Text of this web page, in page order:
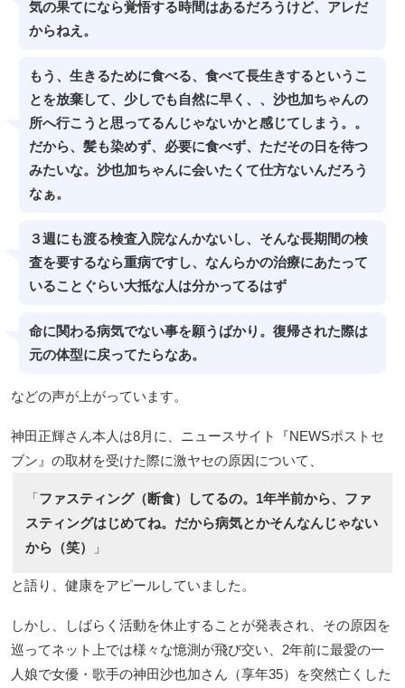
気の果てになら覚悟する時間はあるだろうけど、アレだ
からねえ。
もう、生きるために食べる、食べて長生きするというこ
とを放棄して、少しでも自然に早く、、沙也加ちゃんの
所へ行こうと思ってるんじゃないかと感じてしまう。。
だから、髪も染めず、必要に食べず、ただその日を待つ
みたいな。沙也加ちゃんに会いたくて仕方ないんだろう
なぁ。
３週にも渡る検査入院なんかないし、そんな長期間の検
査を要するなら重病ですし、なんらかの治療にあたって
いることぐらい大抵な人は分かってるはず
命に関わる病気でない事を願うばかり。復帰された際は
元の体型に戻ってたらなあ。
などの声が上がっています。
神田正輝さん本人は8月に、ニュースサイト『NEWSポストセ
ブン』の取材を受けた際に激ヤセの原因について、
「ファスティング（断食）してるの。1年半前から、ファ
スティングはじめてね。だから病気とかそんなんじゃない
から（笑）
」
と語り、健康をアピールしていました。
しかし、しばらく活動を休止することが発表され、その原因を
巡ってネット上では様々な憶測が飛び交い、2年前に最愛の一
人娘で女優・歌手の神田沙也加さん（享年35）を突然亡くした